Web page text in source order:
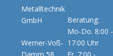
Metalltechnik
GmbH
Werner-Voß-
Beratung:
Mo-Do. 8:00 -
17:00 Uhr